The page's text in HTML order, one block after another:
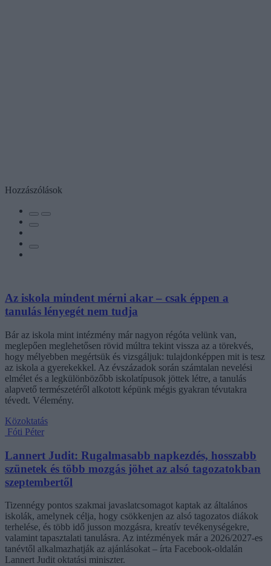
Hozzászólások
Az iskola mindent mérni akar – csak éppen a
tanulás lényegét nem tudja
Bár az iskola mint intézmény már nagyon régóta velünk van,
meglepően meglehetősen rövid múltra tekint vissza az a törekvés,
hogy mélyebben megértsük és vizsgáljuk: tulajdonképpen mit is tesz
az iskola a gyerekekkel. Az évszázadok során számtalan nevelési
elmélet és a legkülönbözőbb iskolatípusok jöttek létre, a tanulás
alapvető természetéről alkotott képünk mégis gyakran tévutakra
tévedt. Vélemény.
Közoktatás
Fóti Péter
Lannert Judit: Rugalmasabb napkezdés, hosszabb
szünetek és több mozgás jöhet az alsó tagozatokban
szeptembertől
Tizennégy pontos szakmai javaslatcsomagot kaptak az általános
iskolák, amelynek célja, hogy csökkenjen az alsó tagozatos diákok
terhelése, és több idő jusson mozgásra, kreatív tevékenységekre,
valamint tapasztalati tanulásra. Az intézmények már a 2026/2027-es
tanévtől alkalmazhatják az ajánlásokat – írta Facebook-oldalán
Lannert Judit oktatási miniszter.